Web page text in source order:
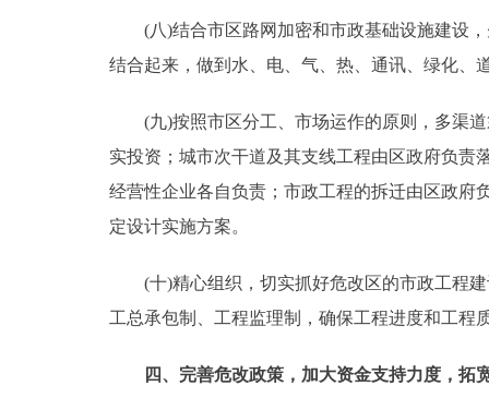
(八)结合市区路网加密和市政基础设施建设，
结合起来，做到水、电、气、热、通讯、绿化、
(九)按照市区分工、市场运作的原则，多渠道
实投资；城市次干道及其支线工程由区政府负责
经营性企业各自负责；市政工程的拆迁由区政府
定设计实施方案。
(十)精心组织，切实抓好危改区的市政工程建
工总承包制、工程监理制，确保工程进度和工程
四、完善危改政策，加大资金支持力度，拓